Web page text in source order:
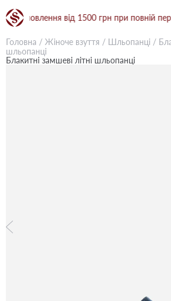
від 1500 грн при повній
Головна / Жіноче взуття / Шльопанці /
шльопанці
Блакитні замшеві літні шльопанці